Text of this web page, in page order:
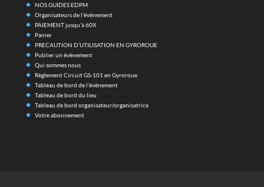
NOS GUIDES EDPM
Organisateurs de l’évènement
PAIEMENT jusqu’à 60X
Panier
PRECAUTION D’UTILISATION EN GYROROUE
Publier un évènement
Qui sommes nous
Règlement Circuit GS-101 en Gyroroue
Tableau de bord de l’évènement
Tableau de bord du lieu
Tableau de bord organisateur/organisatrice
Votre abonnement